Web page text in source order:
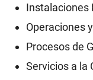
Instalaciones
Operaciones
Procesos de
Servicios a la